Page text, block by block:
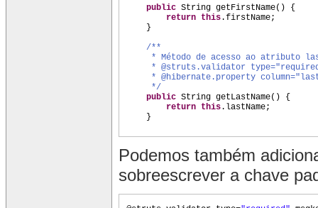
public String getFirstName() {
return this.firstName;
}
/**
* Método de acesso ao atributo
* @struts.validator
* @hibernate.property
*/
public String getLastName() {
return this.lastName;
}
Podemos também
sobreescrever a chave